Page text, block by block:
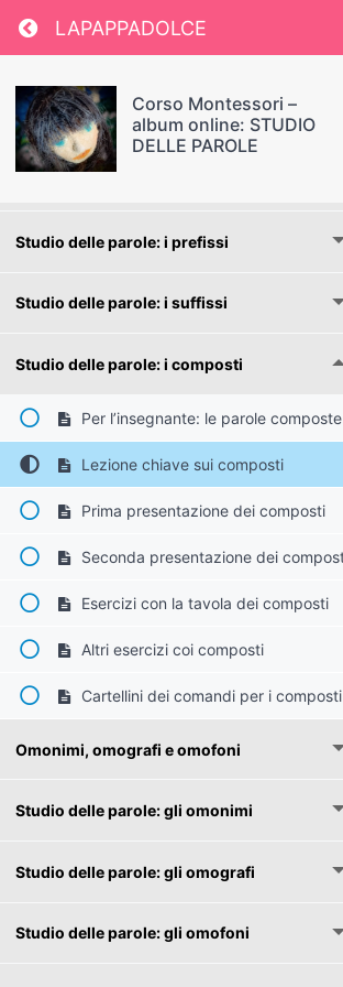
Return to course: Corso
LAPAPPADOLCE
Corso Montessori –
album online: STUDIO
DELLE PAROLE
Studio delle parole: la maiuscola
Studio delle parole: difficoltà ortografiche
Studio delle parole: i prefissi
Studio delle parole: i suffissi
Studio delle parole: i composti
Per l’insegnante: le parole composte
Lezione chiave sui composti
Prima presentazione dei composti
Seconda presentazione dei
Esercizi con la tavola dei composti
Altri esercizi coi composti
Cartellini dei comandi per i composti
Omonimi, omografi e omofoni
Studio delle parole: gli omonimi
Studio delle parole: gli omografi
Studio delle parole: gli omofoni